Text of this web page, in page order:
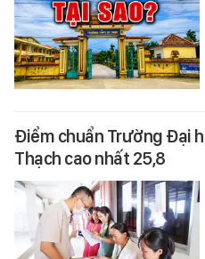
Điểm chuẩn Trường Đại
Thạch cao nhất 25,8